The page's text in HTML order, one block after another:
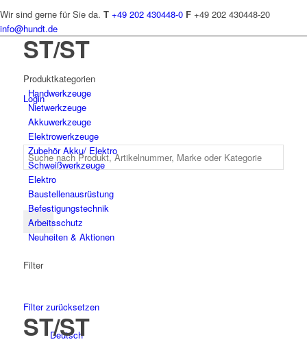
Login
Deutsch
Wir sind gerne für Sie da. T +49 202 430448-0 F +49 202 430448-20
info@hundt.de
ST/ST
Produktkategorien
Hand­werk­zeuge
Niet­werk­zeuge
Akkuwerkzeuge
Elektro­werk­zeuge
Zubehör Akku/ Elektro
Schweiß­werk­zeuge
Elektro
Bau­stellen­aus­rüstung
Befesti­gungs­technik
Arbeits­schutz
Neuheiten & Aktionen
Filter
Filter zurücksetzen
ST/ST